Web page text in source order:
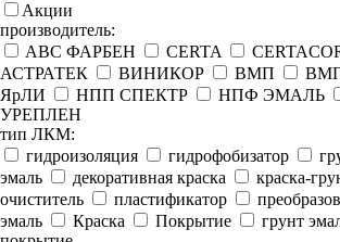
Акции
производитель:
ABC ФАРБЕН
CERTA
АСТРАТЕК
ВИНИКОР ВМП
ЯрЛИ
НПП СПЕКТР НПФ ЭМАЛЬ
УРЕПЛЕН
тип ЛКМ:
гидроизоляция
гидрофобизатор
эмаль
декоративная краска краска-
очиститель
пластификатор
эмаль
Краска Покрытие грунт